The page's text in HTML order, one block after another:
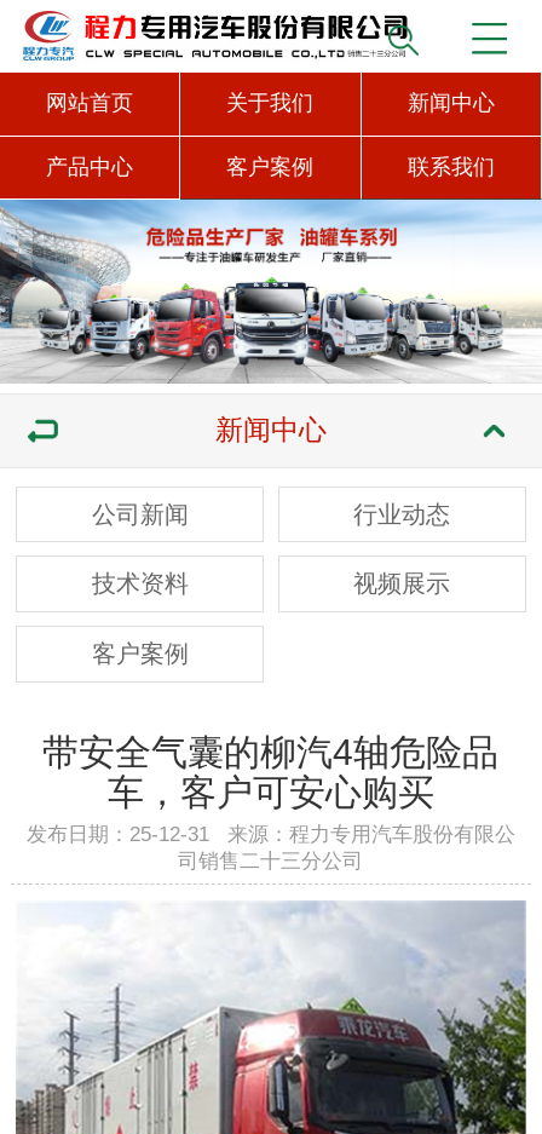
网站首页 关于我们 新闻中心
产品中心 客户案例 联系我们
新闻中心
公司新闻 行业动态
技术资料 视频展示
客户案例
带安全气囊的柳汽4轴危险品
车，客户可安心购买
发布日期：25-12-31 来源：程力专用汽车股份有限公
司销售二十三分公司